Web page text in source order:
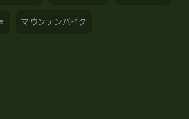
マウンテンバイク